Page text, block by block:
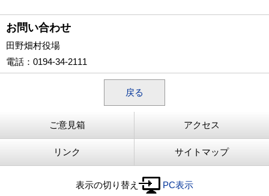
お問い合わせ
田野畑村役場
電話 ：0194-34-2111
戻る
ご意見箱 アクセス
リンク サイトマップ
表示の切り替え PC表示